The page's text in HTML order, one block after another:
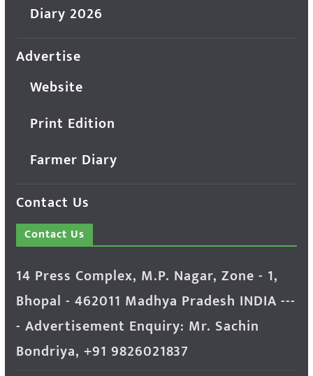
Diary 2026
Advertise
Website
Print Edition
Farmer Diary
Contact Us
Contact Us
14 Press Complex, M.P. Nagar, Zone - 1,
Bhopal - 462011 Madhya Pradesh INDIA ---
- Advertisement Enquiry: Mr. Sachin
Bondriya, +91 9826021837